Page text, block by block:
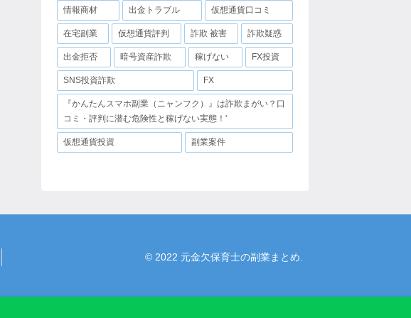
情報商材 出金トラブル 仮想通貨口コミ
在宅副業 仮想通貨評判 詐欺 被害 詐欺疑惑
出金拒否 暗号資産詐欺 稼げない FX投資
SNS投資詐欺 FX
『かんたんスマホ副業（ニャンフク）』は詐欺まがい？口
コミ・評判に潜む危険性と稼げない実態！'
仮想通貨投資 副業案件
© 2022 元金欠保育士の副業まとめ.